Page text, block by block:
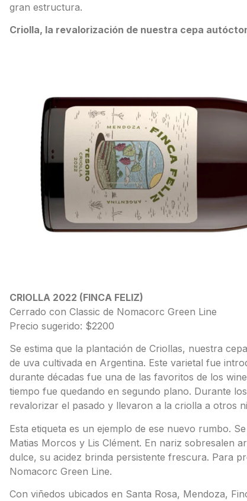
gran estructura.
Criolla, la revalorización de nuestra cepa
CRIOLLA 2022 (FINCA FELIZ)
Cerrado con Classic de Nomacorc Green Line
Precio sugerido: $2200
Se estima que la plantación de Criollas, nuestra
de uva cultivada en Argentina. Este varietal fue
durante décadas fue una de las favoritos de los
tiempo fue quedando en segundo plano. Durante
revalorizar el pasado y llevaron a la criolla a otros
Esta etiqueta es un ejemplo de ese nuevo rumbo.
Matias Morcos y Lis Clément. En nariz sobresalen
dulce, su acidez brinda persistente frescura. Para
Nomacorc Green Line.
Con viñedos ubicados en Santa Rosa, Mendoza,